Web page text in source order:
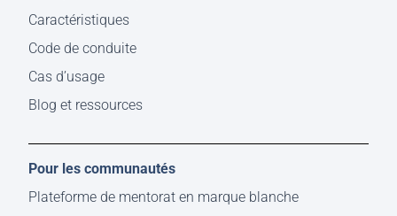
Caractéristiques
Code de conduite
Cas d’usage
Blog et ressources
Pour les communautés
Plateforme de mentorat en marque blanche